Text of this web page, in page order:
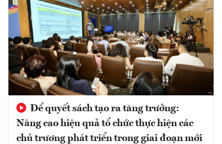
Để quyết sách tạo ra tăng trưởng:
Nâng cao hiệu quả tổ chức thực hiện các
chủ trương phát triển trong giai đoạn mới